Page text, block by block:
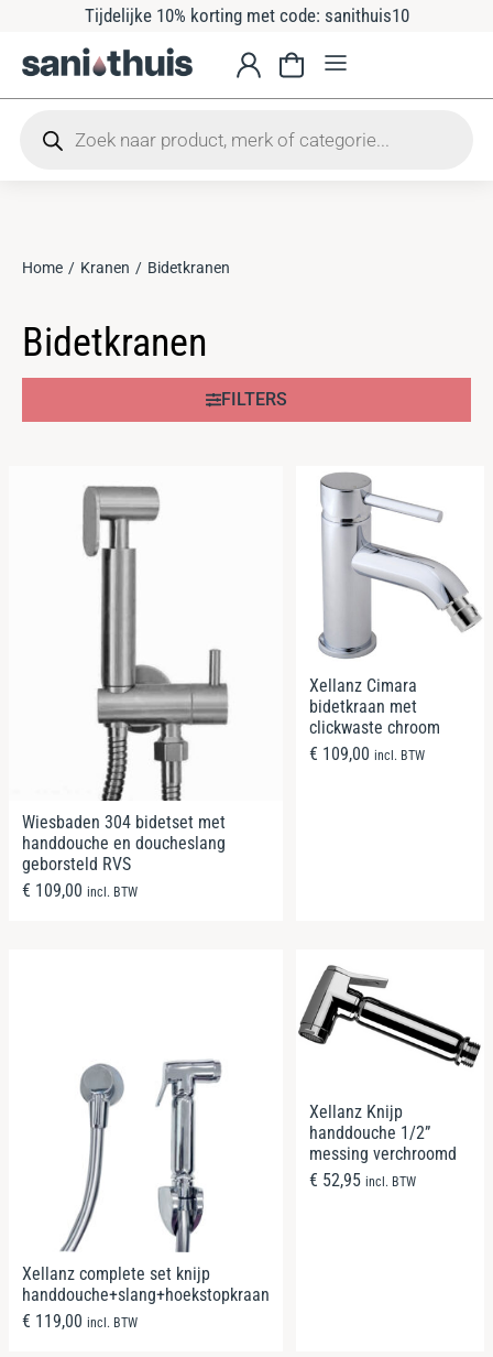
Tijdelijke 10% korting met code: sanithuis10
Je bent hier:
Home Kranen Bidetkranen
Bidetkranen
FILTERS
Wiesbaden 304 bidetset met
handdouche en doucheslang
geborsteld RVS
€ 109,00 incl. BTW
Xellanz Cimara
bidetkraan met
clickwaste chroom
€ 109,00 incl. BTW
Xellanz complete set knijp
handdouche+slang+hoekstopkraan
€ 119,00 incl. BTW
Xellanz Knijp
handdouche 1/2”
messing verchroomd
€ 52,95 incl. BTW